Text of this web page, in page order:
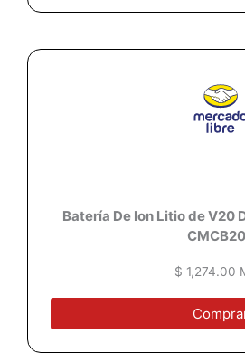
Batería De Ion Litio de V20
$ 1,274.00